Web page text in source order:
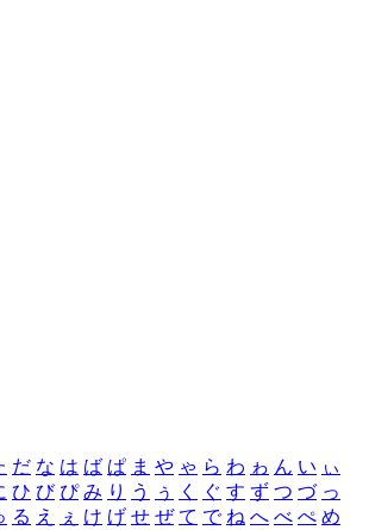
だ な は ば ぱ ま や ゃ ら わ ゎ ん い ぃ
ひ び ぴ み り う ぅ く ぐ す ず つ づ っ
る え ぇ け げ せ ぜ て で ね へ べ ぺ め